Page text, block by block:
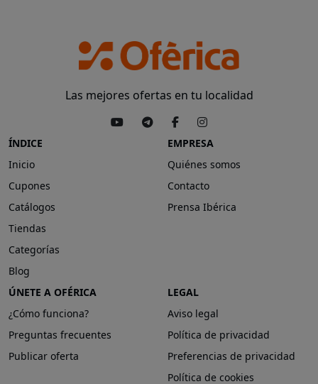
Las mejores ofertas en tu localidad
ÍNDICE
Inicio
Cupones
Catálogos
Tiendas
Categorías
Blog
EMPRESA
Quiénes somos
Contacto
Prensa Ibérica
ÚNETE A OFÉRICA
¿Cómo funciona?
Preguntas frecuentes
Publicar oferta
LEGAL
Aviso legal
Política de privacidad
Preferencias de privacidad
Política de cookies